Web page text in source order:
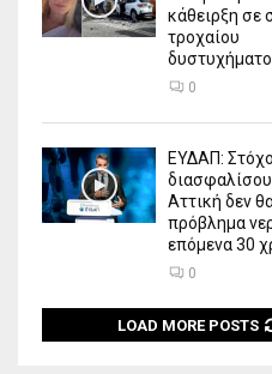
κάθειρξη σε
τροχαίου
0
ΕΥΔΑΠ:
Αττική δεν
πρόβλημα
επόμενα 30
0
LOAD MORE POSTS